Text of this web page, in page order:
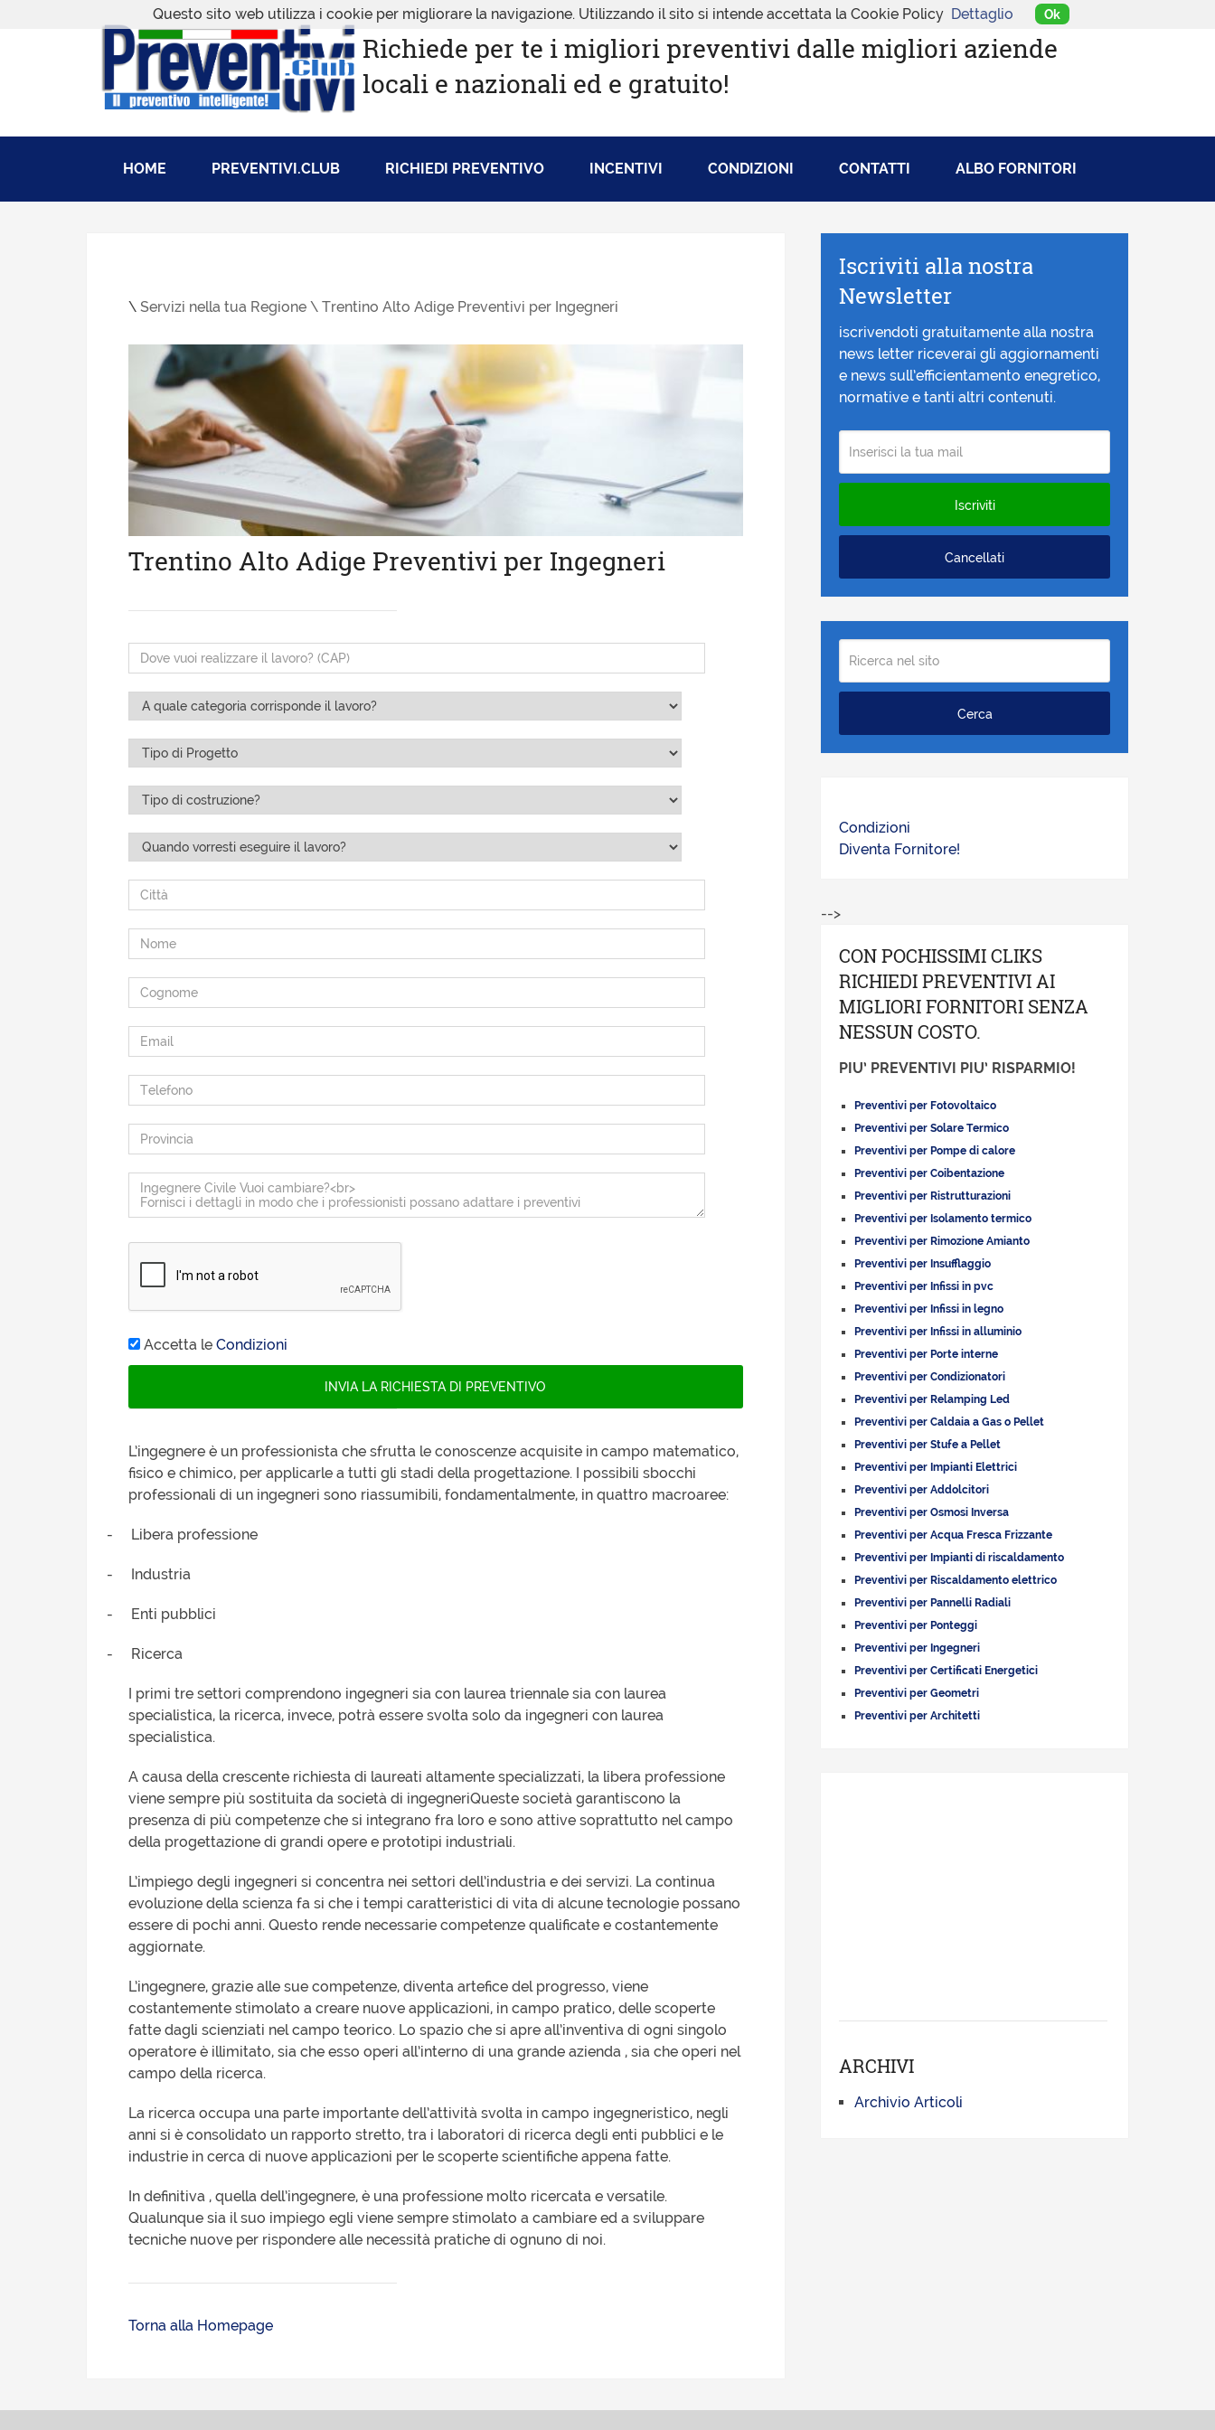
Richiede per te i migliori preventivi dalle migliori aziende
locali e nazionali ed e gratuito!
HOME PREVENTIVI.CLUB RICHIEDI PREVENTIVO INCENTIVI CONDIZIONI CONTATTI ALBO FORNITORI
\Servizi nella tua Regione \Trentino Alto Adige Preventivi per Ingegneri
Trentino Alto Adige Preventivi per Ingegneri
Accetta leCondizioni
L’ingegnere è un professionista che sfrutta le conoscenze acquisite in campo matematico,
fisico e chimico, per applicarle a tutti gli stadi della progettazione. I possibili sbocchi
professionali di un ingegneri sono riassumibili, fondamentalmente, in quattro macroaree:
- Libera professione
- Industria
- Enti pubblici
- Ricerca
I primi tre settori comprendono ingegneri sia con laurea triennale sia con laurea
specialistica, la ricerca, invece, potrà essere svolta solo da ingegneri con laurea
specialistica.
A causa della crescente richiesta di laureati altamente specializzati, la libera professione
viene sempre più sostituita da società di ingegneriQueste società garantiscono la
presenza di più competenze che si integrano fra loro e sono attive soprattutto nel campo
della progettazione di grandi opere e prototipi industriali.
L’impiego degli ingegneri si concentra nei settori dell’industria e dei servizi. La continua
evoluzione della scienza fa si che i tempi caratteristici di vita di alcune tecnologie possano
essere di pochi anni. Questo rende necessarie competenze qualificate e costantemente
aggiornate.
L’ingegnere, grazie alle sue competenze, diventa artefice del progresso, viene
costantemente stimolato a creare nuove applicazioni, in campo pratico, delle scoperte
fatte dagli scienziati nel campo teorico. Lo spazio che si apre all’inventiva di ogni singolo
operatore è illimitato, sia che esso operi all’interno di una grande azienda , sia che operi nel
campo della ricerca.
La ricerca occupa una parte importante dell’attività svolta in campo ingegneristico, negli
anni si è consolidato un rapporto stretto, tra i laboratori di ricerca degli enti pubblici e le
industrie in cerca di nuove applicazioni per le scoperte scientifiche appena fatte.
In definitiva , quella dell’ingegnere, è una professione molto ricercata e versatile.
Qualunque sia il suo impiego egli viene sempre stimolato a cambiare ed a sviluppare
tecniche nuove per rispondere alle necessità pratiche di ognuno di noi.
Torna alla Homepage
Iscriviti alla nostra
Newsletter
iscrivendoti gratuitamente alla nostra
news letter riceverai gli aggiornamenti
e news sull’efficientamento enegretico,
normative e tanti altri contenuti.
Condizioni
Diventa Fornitore!
-->
CON POCHISSIMI CLIKS
RICHIEDI PREVENTIVI AI
MIGLIORI FORNITORI SENZA
NESSUN COSTO.
PIU’ PREVENTIVI PIU’ RISPARMIO!
Preventivi per Fotovoltaico
Preventivi per Solare Termico
Preventivi per Pompe di calore
Preventivi per Coibentazione
Preventivi per Ristrutturazioni
Preventivi per Isolamento termico
Preventivi per Rimozione Amianto
Preventivi per Insufflaggio
Preventivi per Infissi in pvc
Preventivi per Infissi in legno
Preventivi per Infissi in alluminio
Preventivi per Porte interne
Preventivi per Condizionatori
Preventivi per Relamping Led
Preventivi per Caldaia a Gas o Pellet
Preventivi per Stufe a Pellet
Preventivi per Impianti Elettrici
Preventivi per Addolcitori
Preventivi per Osmosi Inversa
Preventivi per Acqua Fresca Frizzante
Preventivi per Impianti di riscaldamento
Preventivi per Riscaldamento elettrico
Preventivi per Pannelli Radiali
Preventivi per Ponteggi
Preventivi per Ingegneri
Preventivi per Certificati Energetici
Preventivi per Geometri
Preventivi per Architetti
ARCHIVI
Archivio Articoli
Questo sito web utilizza i cookie per migliorare la navigazione. Utilizzando il sito si intende accettata la Cookie Policy Dettaglio Ok